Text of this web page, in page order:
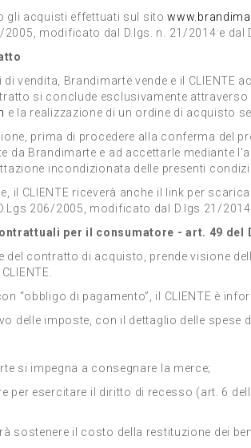
gli acquisti effettuati sul sito
2005, modificato dal D.lgs. n. 21/2014 e
vendita, Brandimarte vende e il
si conclude esclusivamente
e la realizzazione di un ordine di acquisto
prima di procedere alla conferma del
Brandimarte e ad accettarle mediante
incondizionata delle presenti
il CLIENTE riceverà anche il link per
206/2005, modificato dal D.lgs 21/2014.
per il consumatore - art. 49 del
del contratto di acquisto, prende visione
“obbligo di pagamento”, il CLIENTE è
delle imposte, con il dettaglio delle spese
si impegna a consegnare la merce;
per esercitare il diritto di recesso (art. 6
sostenere il costo della restituzione dei